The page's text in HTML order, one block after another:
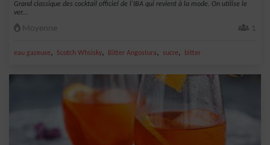
Grand classique des cocktail officiel de l'IBA qui revient à la mode. On utilise le
ver...
Moyenne 1
eau gazeuse, Scotch Whsisky, Bitter Angostura, sucre, bitter